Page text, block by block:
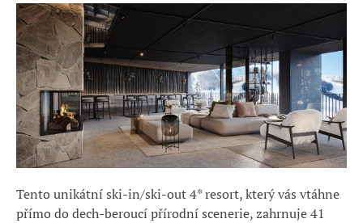
Tento unikátní ski-in/ski-out 4* resort, který vás vtáhne
přímo do dech-beroucí přírodní scenerie, zahrnuje 41